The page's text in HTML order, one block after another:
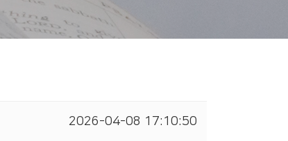
2026-04-08 17:10:50